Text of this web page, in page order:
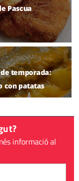
Pascua
temporada:
con patatas
informació al